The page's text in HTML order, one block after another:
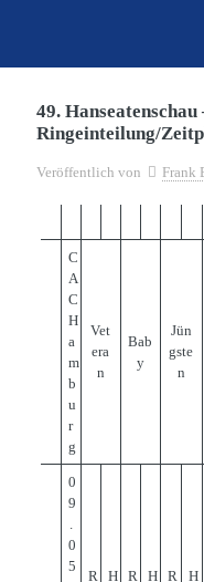
49.
Ringeinteilung/
Veröffentlich von Frank
C
A
C
H
a
m
b
u
r
g
Vet
era
n
Bab
y
Jün
gste
n
0
9
.
0
5
R H R H R H